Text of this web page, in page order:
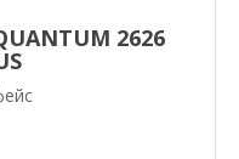
2626